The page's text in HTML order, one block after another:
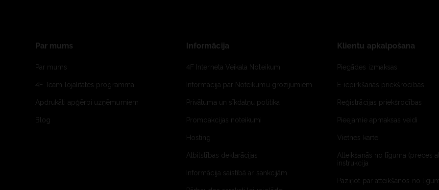
Par mums
Par mums
4F Team lojalitātes programma
Apdrukāti apģērbi uzņēmumiem
Blog
Informācija
4F Interneta Veikala Noteikumi
Informācija par Noteikumu grozījumiem
Privātuma un sīkdatņu politika
Promoakcijas noteikumi
Hosting
Atbilstības deklarācijas
Informācija saistībā ar sankcijām
Klientu apkalpošana
Piegādes izmaksas
E-iepirkšanās priekšrocības
Reģistrācijas priekšrocības
Pieejamie apmaksas veidi
Vietnes karte
Atteikšanās no līguma (preces
instrukcija
Paziņot par atteikšanos no